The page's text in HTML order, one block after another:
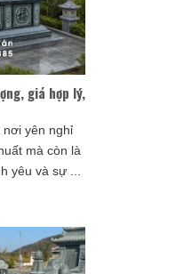
giá hợp lý,
nơi yên nghỉ
mà còn là
yêu và sự ...